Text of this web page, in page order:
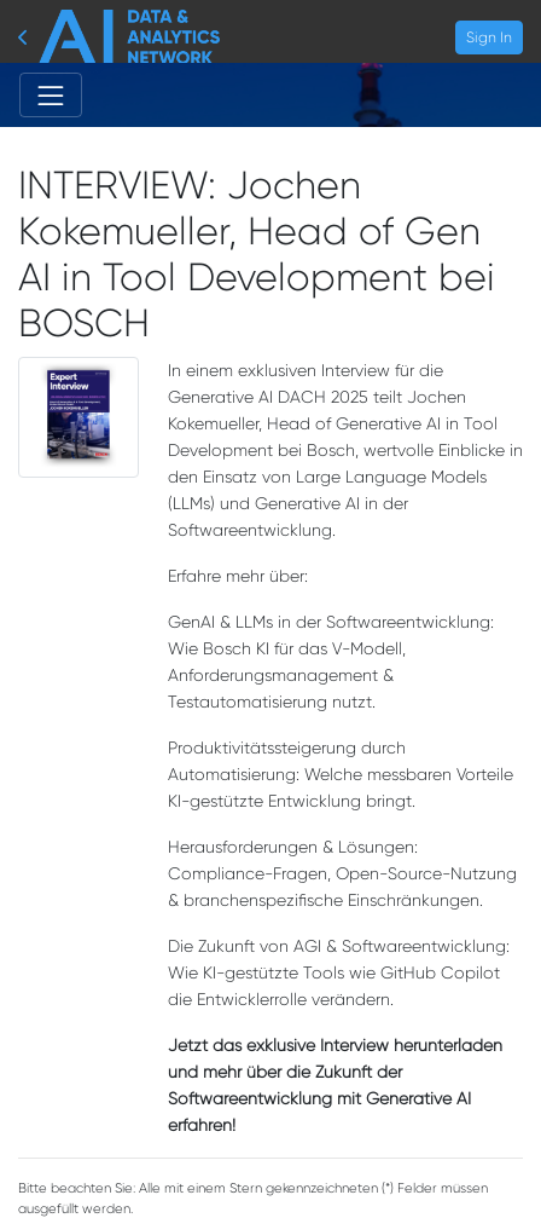
Sign In
INTERVIEW: Jochen
Kokemueller, Head of Gen
AI in Tool Development bei
BOSCH
In einem exklusiven Interview für die
Generative AI DACH 2025 teilt Jochen
Kokemueller, Head of Generative AI in Tool
Development bei Bosch, wertvolle Einblicke in
den Einsatz von Large Language Models
(LLMs) und Generative AI in der
Softwareentwicklung.
Erfahre mehr über:
GenAI & LLMs in der Softwareentwicklung:
Wie Bosch KI für das V-Modell,
Anforderungsmanagement &
Testautomatisierung nutzt.
Produktivitätssteigerung durch
Automatisierung: Welche messbaren Vorteile
KI-gestützte Entwicklung bringt.
Herausforderungen & Lösungen:
Compliance-Fragen, Open-Source-Nutzung
& branchenspezifische Einschränkungen.
Die Zukunft von AGI & Softwareentwicklung:
Wie KI-gestützte Tools wie GitHub Copilot
die Entwicklerrolle verändern.
Jetzt das exklusive Interview herunterladen
und mehr über die Zukunft der
Softwareentwicklung mit Generative AI
erfahren!
Bitte beachten Sie: Alle mit einem Stern gekennzeichneten (*) Felder müssen
ausgefüllt werden.